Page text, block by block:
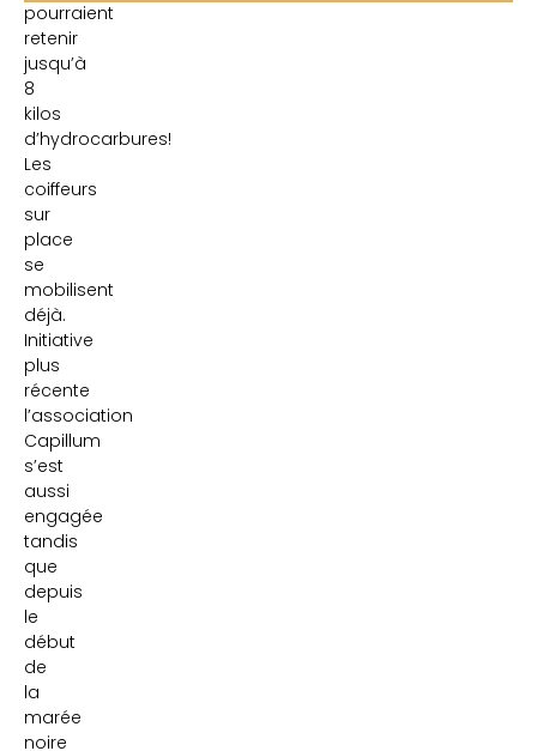
pourraient
retenir
jusqu’à
8
kilos
d’hydrocarbures!
Les
coiffeurs
sur
place
se
mobilisent
déjà.
Initiative
plus
récente
l’association
Capillum
s’est
aussi
engagée
tandis
que
depuis
le
début
de
la
marée
noire